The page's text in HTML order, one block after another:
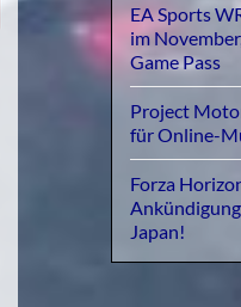
EA Sports
im
Game Pass
Project
für Online-
Forza
Japan!